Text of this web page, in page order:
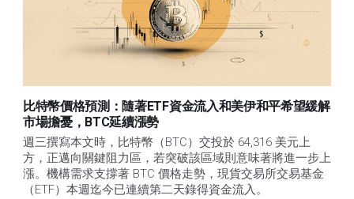
比特幣價格預測：隨著ETF資金流入和美伊和平希望緩解
市場擔憂，BTC延續漲勢
週三撰寫本文時，比特幣（BTC）交投於 64,316 美元上
方，正邁向關鍵阻力區，若突破該區域則意味著將進一步上
漲。機構需求支撐著 BTC 價格走勢，現貨交易所交易基金
（ETF）本週迄今已連續第二天錄得資金流入。